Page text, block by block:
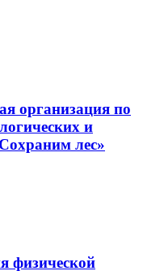
организация по
и
лес»
физической